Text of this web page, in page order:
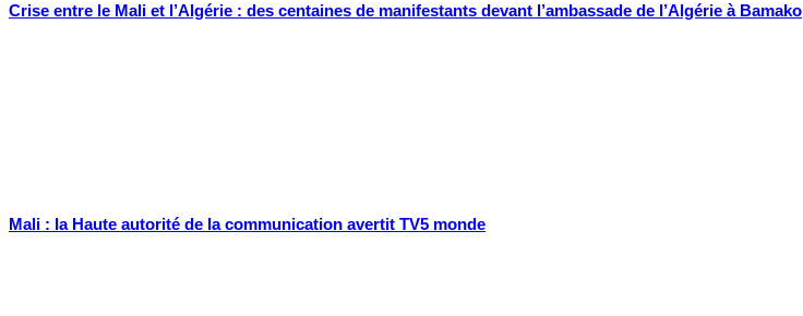
Crise entre le Mali et l’Algérie : des centaines de manifestants devant l’ambassade de l’Algérie à Bamako
Mali : la Haute autorité de la communication avertit TV5 monde